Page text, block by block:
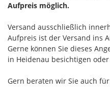
Aufpreis möglich.
Versand ausschließlich
Aufpreis ist der Versand ins
Gerne können Sie dieses
in Heidenau besichtigen
Gern beraten wir Sie auch